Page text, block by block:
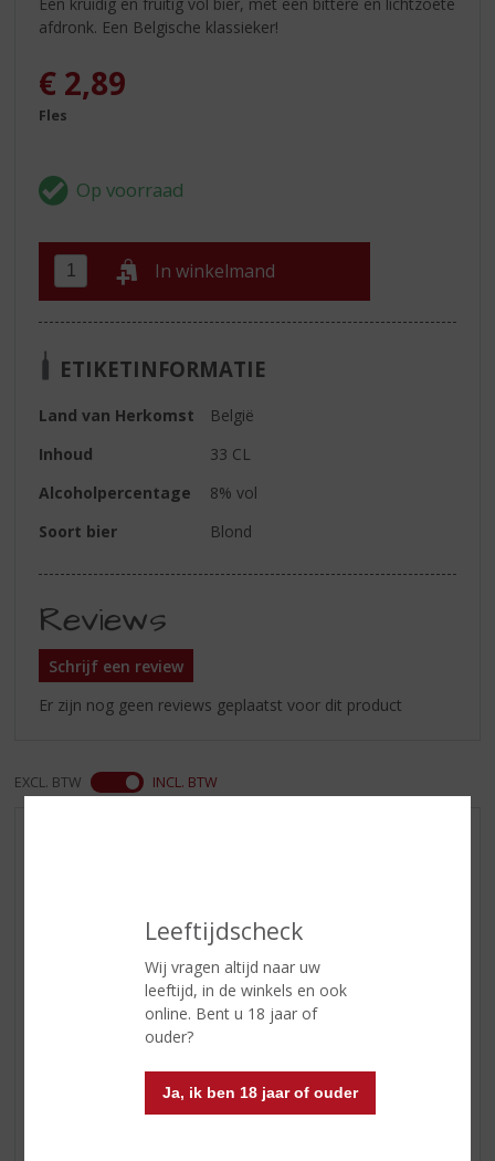
Leeftijdscheck
Wij vragen altijd naar uw
leeftijd, in de winkels en ook
online. Bent u 18 jaar of
ouder?
Ja, ik ben 18 jaar of ouder
afdronk. Een Belgische klassieker!
€ 2,89
Fles
In winkelmand
ETIKETINFORMATIE
Land van Herkomst
België
Inhoud
33 CL
Alcoholpercentage
8% vol
Soort bier
Blond
Reviews
Schrijf een review
Er zijn nog geen reviews geplaatst voor dit product
EXCL. BTW INCL. BTW
RUM VAN DE MAAND
BIER VAN DE MAAND
SPIRIT VAN DE MAAND
EXCLUSIEF TOPSLIJTER